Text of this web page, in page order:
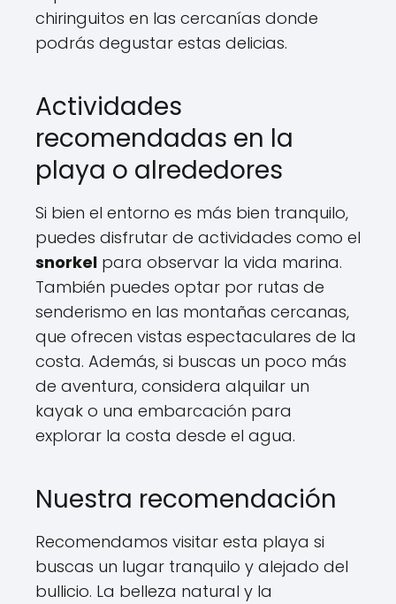
chiringuitos en las cercanías donde
podrás degustar estas delicias.
Actividades
recomendadas en la
playa o alrededores
Si bien el entorno es más bien tranquilo,
puedes disfrutar de actividades como el
snorkel para observar la vida marina.
También puedes optar por rutas de
senderismo en las montañas cercanas,
que ofrecen vistas espectaculares de la
costa. Además, si buscas un poco más
de aventura, considera alquilar un
kayak o una embarcación para
explorar la costa desde el agua.
Nuestra recomendación
Recomendamos visitar esta playa si
buscas un lugar tranquilo y alejado del
bullicio. La belleza natural y la